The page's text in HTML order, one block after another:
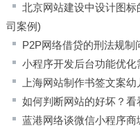
北京网站建设中设计图
司案例)
P2P网络借贷的刑法规制
小程序开发后台功能优化
上海网站制作书签文案幼
如何判断网站的好坏？看
蓝港网络谈微信小程序商